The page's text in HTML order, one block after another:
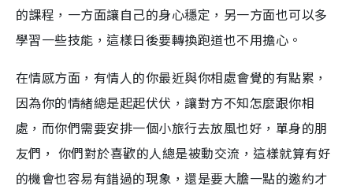
的課程，一方面讓自己的身心穩定，另一方面也可以多
學習一些技能，這樣日後要轉換跑道也不用擔心。
在情感方面，有情人的你最近與你相處會覺的有點累，
因為你的情緒總是起起伏伏，讓對方不知怎麼跟你相
處，而你們需要安排一個小旅行去放風也好，單身的朋
友們， 你們對於喜歡的人總是被動交流，這樣就算有好
的機會也容易有錯過的現象，還是要大膽一點的邀約才